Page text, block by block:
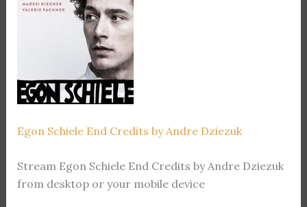
Egon Schiele End Credits by Andre Dziezuk
Stream Egon Schiele End Credits by Andre Dziezuk
from desktop or your mobile device